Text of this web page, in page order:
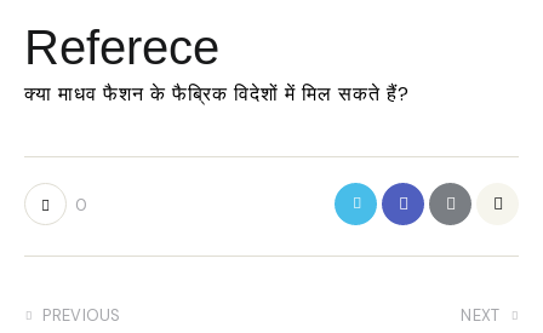
Referece
क्या माधव फैशन के फैब्रिक विदेशों में मिल सकते हैं?
0
PREVIOUS NEXT